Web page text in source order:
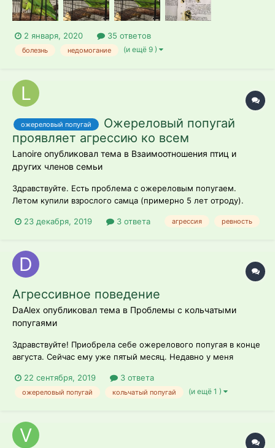
громкие убежд...
2 января, 2020 35 ответов
болезнь недомогание (и ещё 9 )
ожереловый попугай
Ожереловый попугай
проявляет агрессию ко всем
Lanoire опубликовал тема в Взаимоотношения птиц и
других членов семьи
Здравствуйте. Есть проблема с ожереловым попугаем.
Летом купили взрослого самца (примерно 5 лет отроду).
комнате с амадинами. Потом начал грызть их клетку, но на
свою клетку. Потом начал всё чаще...
23 декабря, 2019 3 ответа агрессия ревность
Агрессивное поведение
DaAlex опубликовал тема в Проблемы с кольчатыми
попугаями
Здравствуйте! Приобрела себе ожерелового попугая в конце
августа. Сейчас ему уже пятый месяц. Недавно у меня
только видит, что я приближаюсь к мискам - сразу бежит ко
мне, хочет укусить и недавно стал кричать на меня. Он не
22 сентября, 2019 3 ответа
ожереловый попугай кольчатый попугай (и ещё 1 )